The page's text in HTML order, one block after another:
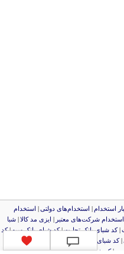
استخدام |استخدام‌های دولتی| استخدام‌
شرکت‌های معتبر|ایزی مد کالا|شبا
کد شبای بانک تجارت|کد شبای بانک سپه|کد
شبای بانک صنعت و معدن
کد شبای بانک
کد شبای بانک پاسارگاد|کد شبای بانک